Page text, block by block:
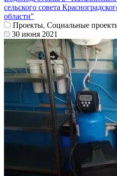
сельского совета
области"
Проекты, Социальные
30 июня 2021